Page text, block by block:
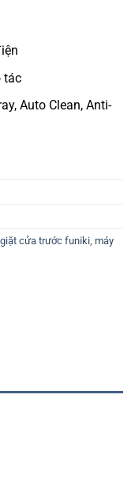
tác
Auto Clean, Anti-
cửa trước funiki máy